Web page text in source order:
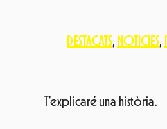
DESTACATS, NOTICIES,
T’explicaré una història.